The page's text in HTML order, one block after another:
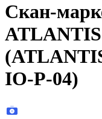
Скан-
IO-P-04)